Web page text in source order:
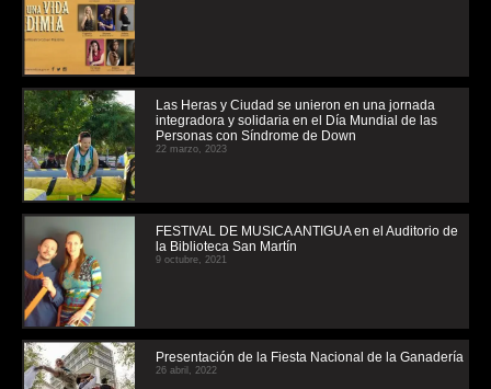
Las Heras y Ciudad se unieron en una jornada
integradora y solidaria en el Día Mundial de las
Personas con Síndrome de Down
22 marzo, 2023
FESTIVAL DE MUSICA ANTIGUA en el Auditorio de
la Biblioteca San Martín
9 octubre, 2021
Presentación de la Fiesta Nacional de la Ganadería
26 abril, 2022